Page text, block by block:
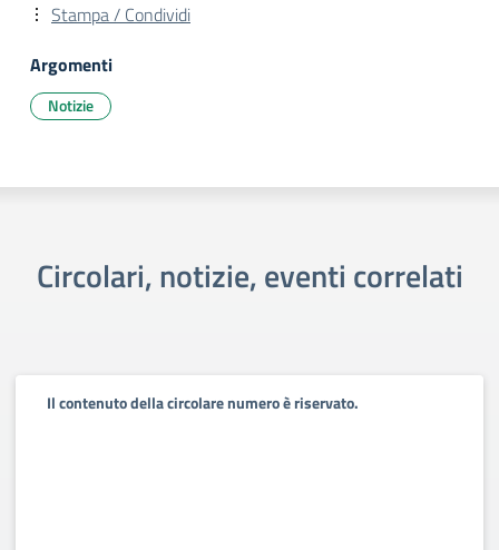
Stampa / Condividi
Argomenti
Notizie
Circolari, notizie, eventi correlati
Il contenuto della circolare numero è riservato.